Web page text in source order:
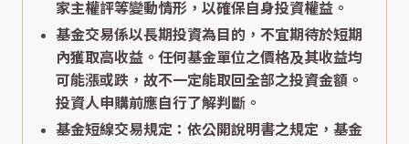
家主權評等變動情形，以確保自身投資權益。
基金交易係以長期投資為目的，不宜期待於短期
內獲取高收益。任何基金單位之價格及其收益均
可能漲或跌，故不一定能取回全部之投資金額。
投資人申購前應自行了解判斷。
基金短線交易規定：依公開說明書之規定，基金